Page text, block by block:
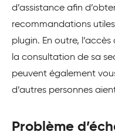
d’assistance afin
recommandations
plugin. En outre,
la consultation de sa
peuvent également
d’autres personnes
Problème